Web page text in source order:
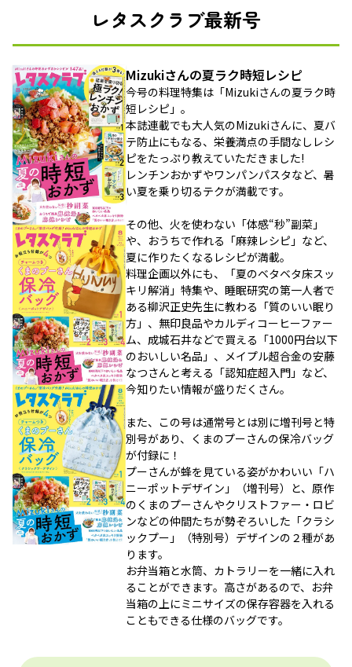
レタスクラブ最新号
Mizukiさんの夏ラク時短レシピ
今号の料理特集は「Mizukiさんの夏ラク時
短レシピ」。
本誌連載でも大人気のMizukiさんに、夏バ
テ防止にもなる、栄養満点の手間なしレシ
ピをたっぷり教えていただきました!
レンチンおかずやワンパンパスタなど、暑
い夏を乗り切るテクが満載です。
その他、火を使わない「体感“秒”副菜」
や、おうちで作れる「麻辣レシピ」など、
夏に作りたくなるレシピが満載。
料理企画以外にも、「夏のベタベタ床スッ
キリ解消」特集や、睡眠研究の第一人者で
ある柳沢正史先生に教わる「質のいい眠り
方」、無印良品やカルディコーヒーファー
ム、成城石井などで買える「1000円台以下
のおいしい名品」、メイプル超合金の安藤
なつさんと考える「認知症超入門」など、
今知りたい情報が盛りだくさん。
また、この号は通常号とは別に増刊号と特
別号があり、くまのプーさんの保冷バッグ
が付録に！
プーさんが蜂を見ている姿がかわいい「ハ
ニーポットデザイン」（増刊号）と、原作
のくまのプーさんやクリストファー・ロビ
ンなどの仲間たちが勢ぞろいした「クラシ
ックプー」（特別号）デザインの２種があ
ります。
お弁当箱と水筒、カトラリーを一緒に入れ
ることができます。高さがあるので、お弁
当箱の上にミニサイズの保存容器を入れる
こともできる仕様のバッグです。